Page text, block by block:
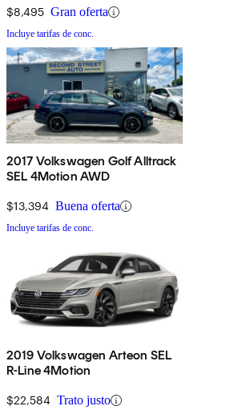
$8,495 Gran oferta
Incluye tarifas de conc.
2017 Volkswagen Golf Alltrack
SEL 4Motion AWD
$13,394 Buena oferta
Incluye tarifas de conc.
2019 Volkswagen Arteon SEL
R-Line 4Motion
$22,584 Trato justo